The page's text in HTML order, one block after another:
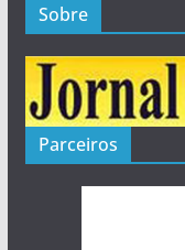
Sobre
Parceiros